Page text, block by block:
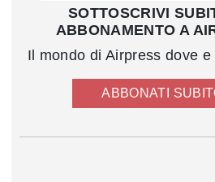
SOTTOSCRIVI
ABBONAMENTO A
Il mondo di Airpress dove
ABBONATI